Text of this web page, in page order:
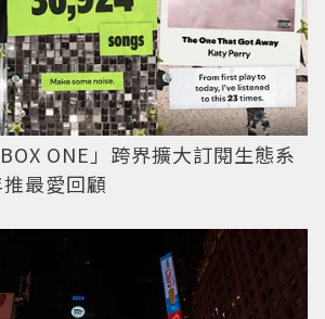
ONE」跨界擴大訂閱生態系
最愛回顧